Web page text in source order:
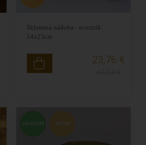
Sklenená nádoba - svietnik
14x25cm
23,76 €
AKCIA
SKLADOM